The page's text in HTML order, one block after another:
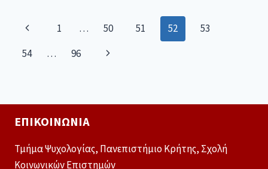
1 … 50 51 52
53
54
… 96
ΕΠΙΚΟΙΝΩΝΊΑ
Τμήμα Ψυχολογίας, Πανεπιστήμιο Κρήτης, Σχολή
Κοινωνικών Επιστημών